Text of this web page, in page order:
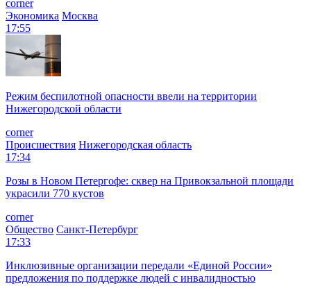
corner
Экономика Москва
17:55
Режим беспилотной опасности ввели на территории
Нижегородской области
corner
Происшествия Нижегородская область
17:34
Розы в Новом Петергофе: сквер на Привокзальной площади
украсили 770 кустов
corner
Общество Санкт-Петербург
17:33
Инклюзивные организации передали «Единой России»
предложения по поддержке людей с инвалидностью